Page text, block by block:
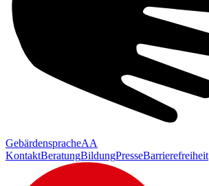
GebärdenspracheAA
KontaktBeratungBildungPresseBarrierefreiheit